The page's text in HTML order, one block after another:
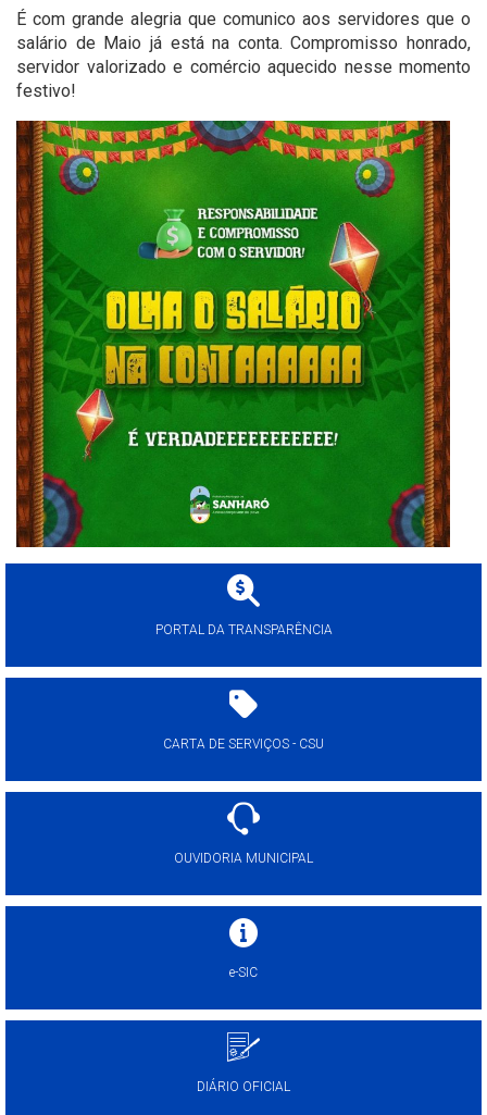
É com grande alegria que comunico aos servidores que o
salário de Maio já está na conta. Compromisso honrado,
servidor valorizado e comércio aquecido nesse momento
festivo!
PORTAL DA TRANSPARÊNCIA
CARTA DE SERVIÇOS - CSU
OUVIDORIA MUNICIPAL
e-SIC
DIÁRIO OFICIAL